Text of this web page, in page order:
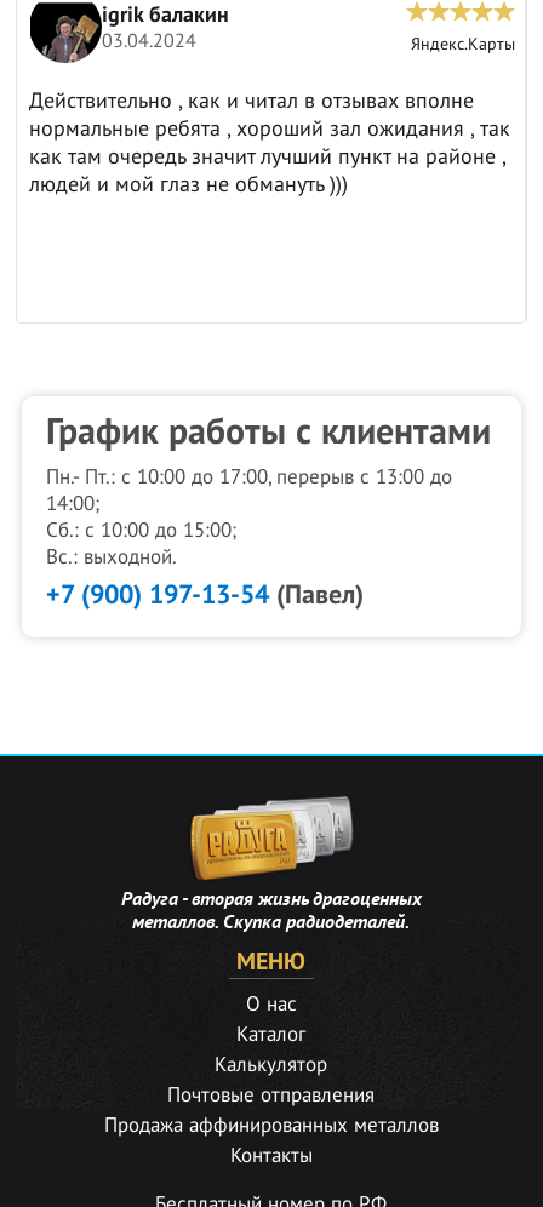
igrik балакин
03.04.2024 Яндекс.Карты
Действительно , как и читал в отзывах вполне
нормальные ребята , хороший зал ожидания , так
как там очередь значит лучший пункт на районе ,
людей и мой глаз не обмануть )))
График работы с клиентами
Пн.- Пт.: с 10:00 до 17:00, перерыв с 13:00 до
14:00;
Сб.: с 10:00 до 15:00;
Вс.: выходной.
+7 (900) 197-13-54(Павел)
Радуга - вторая жизнь драгоценных
металлов. Скупка радиодеталей.
МЕНЮ
О нас
Каталог
Калькулятор
Почтовые отправления
Продажа аффинированных металлов
Контакты